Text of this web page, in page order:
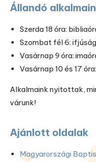
Állandó
Szerda 18 óra:
Szombat fél 6:
Vasárnap 9 óra:
Vasárnap 10 és 17
Alkalmaink nyitottak,
várunk!
Ajánlott oldalak
Magyarországi